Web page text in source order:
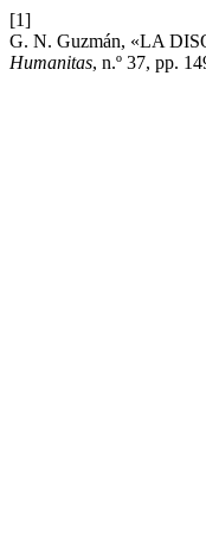
[1]
G. N. Guzmán, «LA
Humanitas, n.º 37, pp.